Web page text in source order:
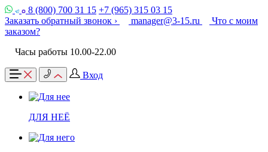
8 (800) 700 31 15 +7 (965) 315 03 15
Заказать обратный звонок ›
manager@3-15.ru
Что с моим
заказом?
Часы работы 10.00-22.00
Вход
ДЛЯ НЕЁ